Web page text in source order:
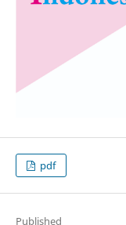
pdf
Published